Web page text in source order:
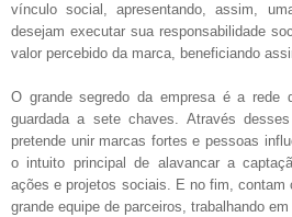
vínculo social, apresentando, assim,
desejam executar sua responsabilidade
valor percebido da marca, beneficiando
O grande segredo da empresa é a rede
guardada a sete chaves. Através
pretende unir marcas fortes e pessoas
o intuito principal de alavancar a
ações e projetos sociais. E no fim, contam
grande equipe de parceiros, trabalhando